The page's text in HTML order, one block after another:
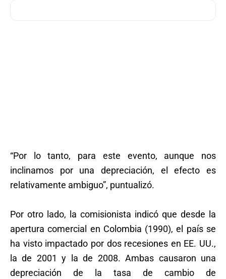
“Por lo tanto, para este evento, aunque nos
inclinamos por una depreciación, el efecto es
relativamente ambiguo”, puntualizó.
Por otro lado, la comisionista indicó que desde la
apertura comercial en Colombia (1990), el país se
ha visto impactado por dos recesiones en EE. UU.,
la de 2001 y la de 2008. Ambas causaron una
depreciación de la tasa de cambio de